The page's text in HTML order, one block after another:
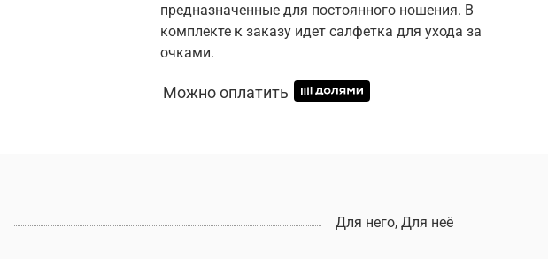
предназначенные для постоянного ношения. В
комплекте к заказу идет салфетка для ухода за
очками.
Можно оплатить
Для него, Для неё